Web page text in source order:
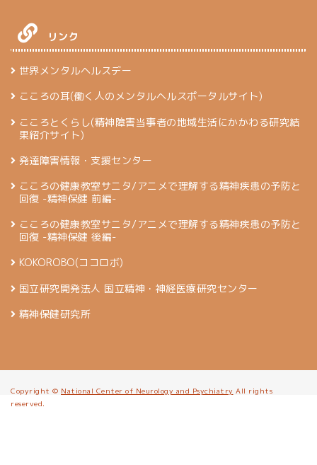
リンク
世界メンタルヘルスデー
こころの耳(働く人のメンタルヘルスポータルサイト)
こころとくらし(精神障害当事者の地域生活にかかわる研究結
果紹介サイト)
発達障害情報・支援センター
こころの健康教室サニタ/アニメで理解する精神疾患の予防と
回復 -精神保健 前編-
こころの健康教室サニタ/アニメで理解する精神疾患の予防と
回復 -精神保健 後編-
KOKOROBO(ココロボ)
国立研究開発法人 国立精神・神経医療研究センター
精神保健研究所
Copyright © National Center of Neurology and Psychiatry All rights
reserved.